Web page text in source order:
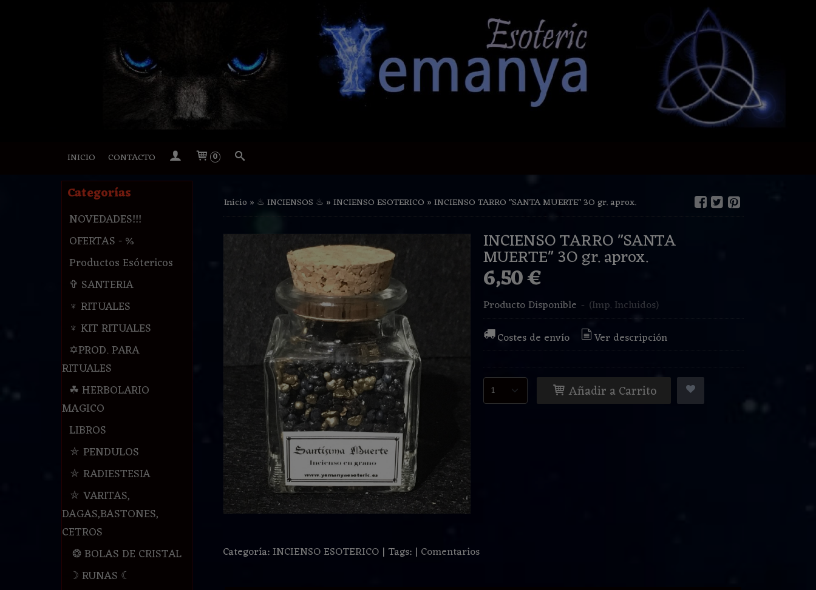
INICIO CONTACTO 0
Categorías
NOVEDADES!!!
OFERTAS - %
Productos Esótericos
✞ SANTERIA
♆ RITUALES
♆ KIT RITUALES
✡PROD. PARA
RITUALES
☘ HERBOLARIO
MAGICO
LIBROS
⛤ PENDULOS
⛤ RADIESTESIA
⛤ VARITAS,
DAGAS,BASTONES,
CETROS
❂ BOLAS DE CRISTAL
☽ RUNAS ☾
Inicio » ♨ INCIENSOS ♨ »INCIENSO ESOTERICO »INCIENSO TARRO "SANTA MUERTE" 3O gr. aprox.
INCIENSO TARRO "SANTA
MUERTE" 3O gr. aprox.
6,50 €
Producto Disponible - (Imp. Incluidos)
Costes de envío
Ver descripción
Añadir a Carrito
Categoría:INCIENSO ESOTERICO| Tags: | Comentarios